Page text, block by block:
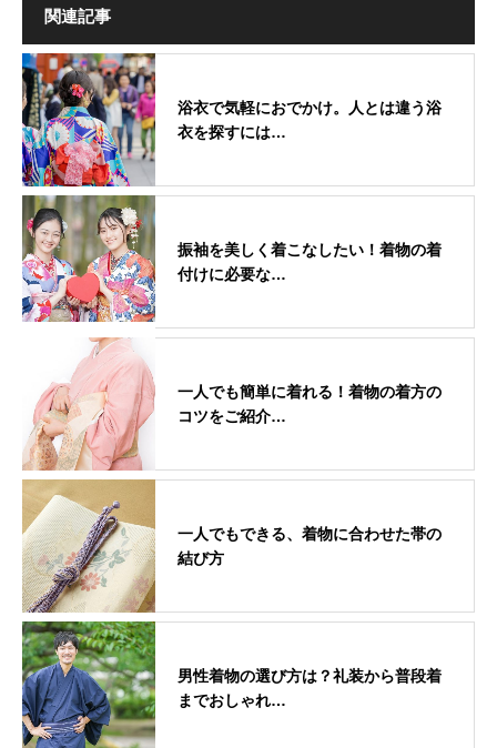
関連記事
浴衣で気軽におでかけ。人とは違う浴
衣を探すには…
振袖を美しく着こなしたい！着物の着
付けに必要な…
一人でも簡単に着れる！着物の着方の
コツをご紹介…
一人でもできる、着物に合わせた帯の
結び方
男性着物の選び方は？礼装から普段着
までおしゃれ…